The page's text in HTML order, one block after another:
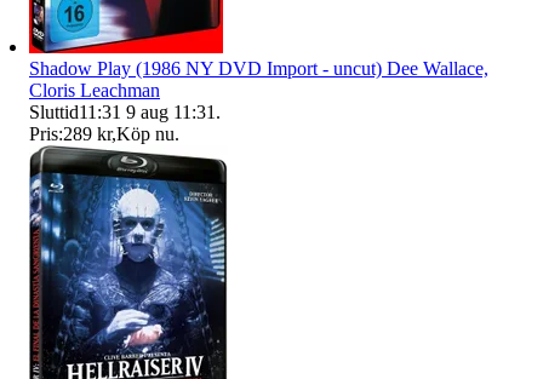
Shadow Play (1986 NY DVD Import - uncut) Dee Wallace,
Cloris Leachman
Sluttid11:31 9 aug 11:31 .
Pris:289 kr,Köp nu.